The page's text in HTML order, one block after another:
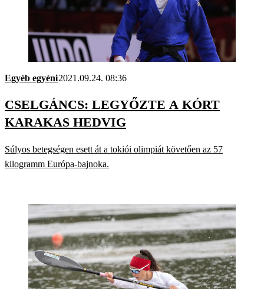
Egyéb egyéni2021.09.24. 08:36
CSELGÁNCS: LEGYŐZTE A KÓRT
KARAKAS HEDVIG
Súlyos betegségen esett át a tokiói olimpiát követően az 57
kilogramm Európa-bajnoka.